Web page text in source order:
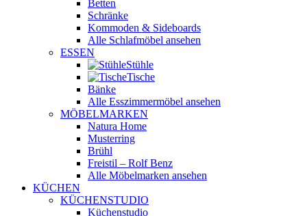
Betten
Schränke
Kommoden & Sideboards
Alle Schlafmöbel ansehen
ESSEN
Stühle
Tische
Bänke
Alle Esszimmermöbel ansehen
MÖBELMARKEN
Natura Home
Musterring
Brühl
Freistil – Rolf Benz
Alle Möbelmarken ansehen
KÜCHEN
KÜCHENSTUDIO
Küchenstudio